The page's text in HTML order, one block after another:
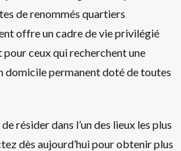
de renommés quartiers
offre un cadre de vie privilégié
ceux qui recherchent une
domicile permanent doté de toutes
résider dans l’un des lieux les plus
dès aujourd’hui pour obtenir plus